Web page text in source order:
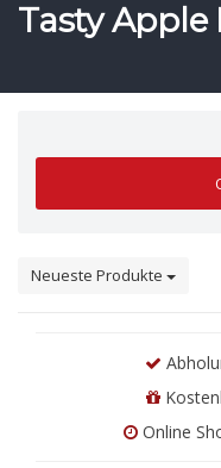
Tasty Apple
Neueste Produkte
Online